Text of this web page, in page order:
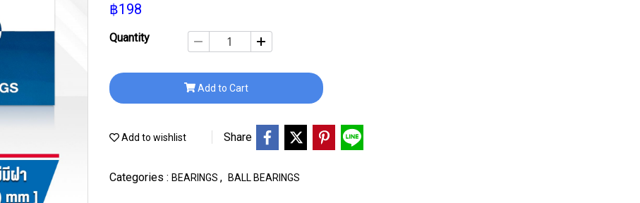
฿198
Quantity
Add to Cart
Add to wishlist Share
Categories : BEARINGS , BALL BEARINGS